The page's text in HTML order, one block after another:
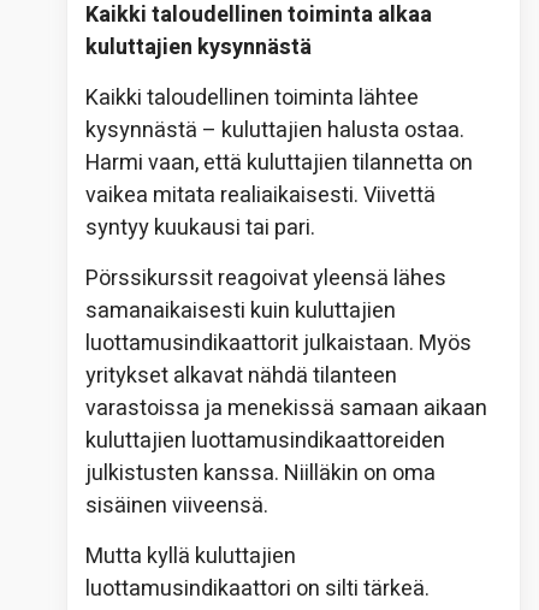
Kaikki taloudellinen toiminta alkaa
kuluttajien kysynnästä
Kaikki taloudellinen toiminta lähtee
kysynnästä – kuluttajien halusta ostaa.
Harmi vaan, että kuluttajien tilannetta on
vaikea mitata realiaikaisesti. Viivettä
syntyy kuukausi tai pari.
Pörssikurssit reagoivat yleensä lähes
samanaikaisesti kuin kuluttajien
luottamusindikaattorit julkaistaan. Myös
yritykset alkavat nähdä tilanteen
varastoissa ja menekissä samaan aikaan
kuluttajien luottamusindikaattoreiden
julkistusten kanssa. Niilläkin on oma
sisäinen viiveensä.
Mutta kyllä kuluttajien
luottamusindikaattori on silti tärkeä.